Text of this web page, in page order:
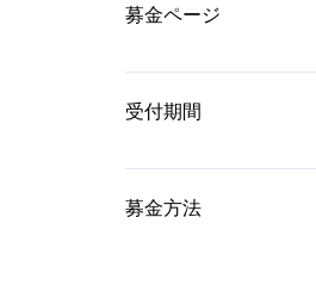
募金ページ
受付期間
募金方法